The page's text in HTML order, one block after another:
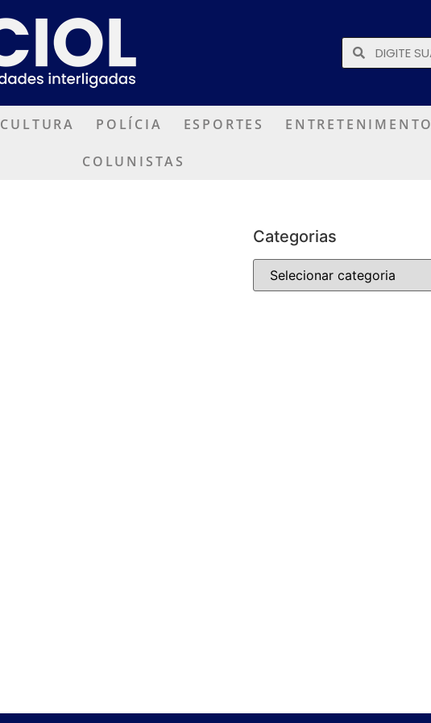
CULTURA POLÍCIA ESPORTES ENTRETENIMENTO
COLUNISTAS
Categorias